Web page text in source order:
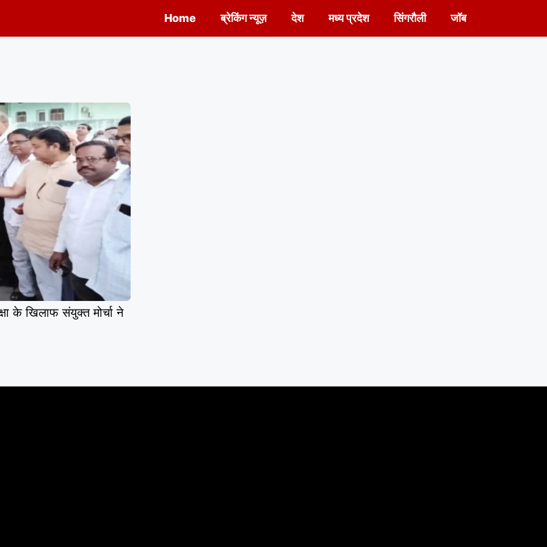
Home ब्रेकिंग न्यूज़ देश मध्य प्रदेश सिंगरौली जॉब
के खिलाफ संयुक्त मोर्चा ने